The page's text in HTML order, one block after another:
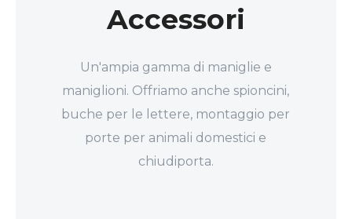
Accessori
Un'ampia gamma di maniglie e
maniglioni. Offriamo anche spioncini,
buche per le lettere, montaggio per
porte per animali domestici e
chiudiporta.